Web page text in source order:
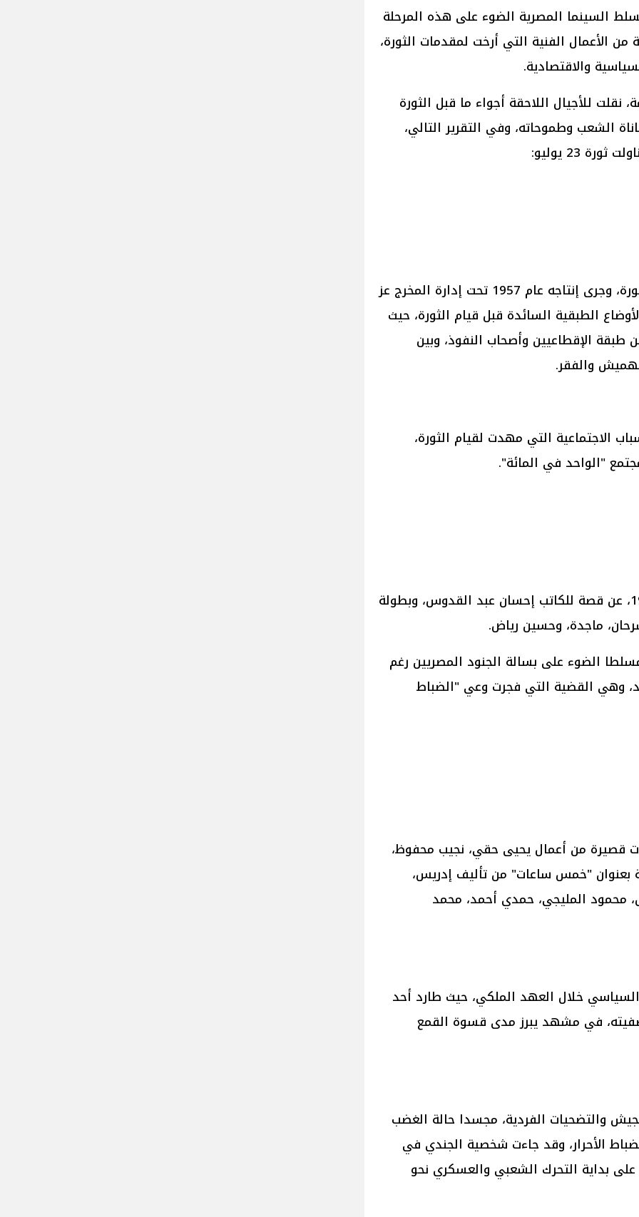
ثورة 23 يوليو، تسلط السينما المصرية الضوء على هذه المرحلة
الأعمال الفنية التي أرخت لمقدمات الثورة،
والاقتصادية.
للأجيال اللاحقة أجواء ما قبل الثورة
الشعب وطموحاته، وفي التقرير التالي،
23 يوليو:
يعد من أبرز الأفلام التي تناولت الثورة، وجرى إنتاجه عام 1957 تحت إدارة المخرج عز
الطبقية السائدة قبل قيام الثورة، حيث
الإقطاعيين وأصحاب النفوذ، وبين
والفقر.
الاجتماعية التي مهدت لقيام الثورة،
"الواحد في المائة".
أنتجه المخرج أحمد بدرخان عام 1955، عن قصة للكاتب إحسان عبد القدوس، وبطولة
ماجدة، وحسين رياض.
الضوء على بسالة الجنود المصريين رغم
وهي القضية التي فجرت وعي "الضباط
قصيرة من أعمال يحيى حقي، نجيب محفوظ،
بعنوان "خمس ساعات" من تأليف إدريس،
محمود المليجي، حمدي أحمد، محمد
خلال العهد الملكي، حيث طارد أحد
في مشهد يبرز مدى قسوة القمع
والتضحيات الفردية، مجسدا حالة الغضب
الأحرار، وقد جاءت شخصية الجندي في
بداية التحرك الشعبي والعسكري نحو